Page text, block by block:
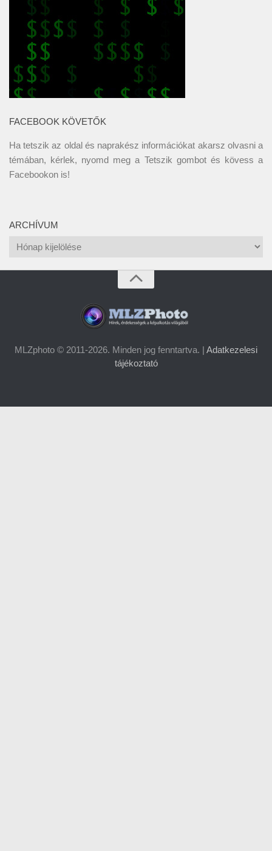
FACEBOOK KÖVETŐK
Ha tetszik az oldal és naprakész információkat akarsz olvasni a
témában, kérlek, nyomd meg a Tetszik gombot és kövess a
Facebookon is!
ARCHÍVUM
Archívum
MLZphoto © 2011-2026. Minden jog fenntartva. | Adatkezelesi
tájékoztató